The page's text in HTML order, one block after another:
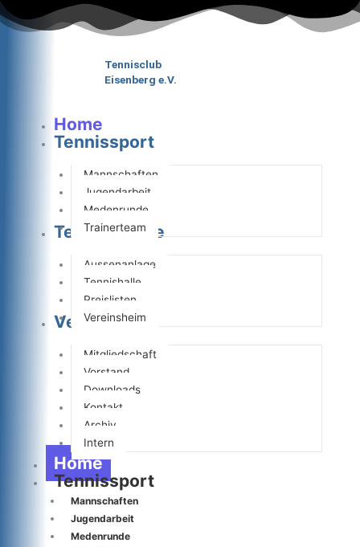
Zum
Inhalt
Tennisclub
Eisenberg e.V.
Home
Tennissport
Mannschaften
Jugendarbeit
Medenrunde
Trainerteam
Tennisanlage
Aussenanlage
Tennishalle
Preislisten
Vereinsheim
Verein
Mitgliedschaft
Vorstand
Downloads
Kontakt
Archiv
Intern
Home
Tennissport
Mannschaften
Jugendarbeit
Medenrunde